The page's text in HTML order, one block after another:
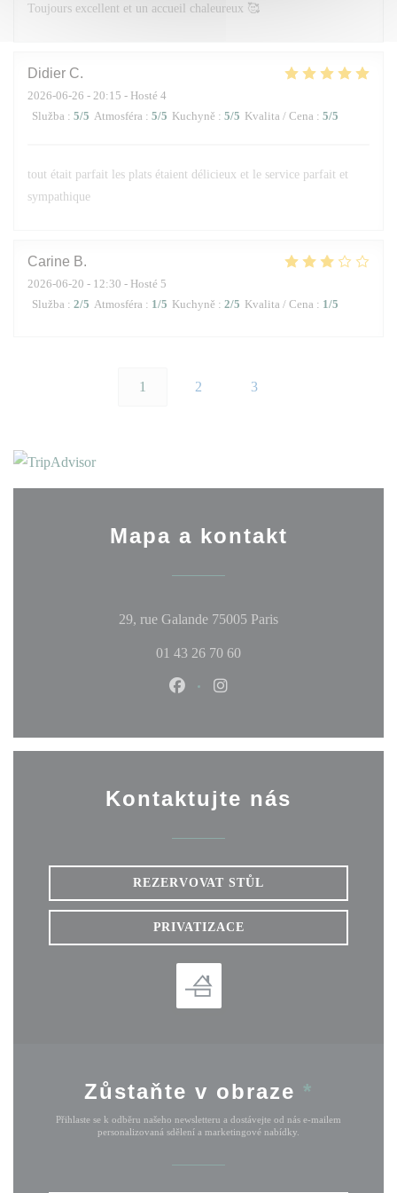
Toujours excellent et un accueil chaleureux 🥰
Didier C
2026-06-26 - 20:15 - Hosté 4
Služba : 5/5 Atmosféra : 5/5 Kuchyně : 5/5 Kvalita / Cena : 5/5
tout était parfait les plats étaient délicieux et le service parfait et
sympathique
Carine B
2026-06-20 - 12:30 - Hosté 5
Služba : 2/5 Atmosféra : 1/5 Kuchyně : 2/5 Kvalita / Cena : 1/5
1 2 3
Mapa a kontakt
29, rue Galande 75005 Paris((otevře se v novém
01 43 26 70 60
Facebook ((otevře se v novém
Kontaktujte nás
REZERVOVAT STŮL
PRIVATIZACE
Zůstaňte v obraze *
Přihlaste se k odběru našeho newsletteru a dostávejte od nás e-mailem
personalizovaná sdělení a marketingové nabídky.